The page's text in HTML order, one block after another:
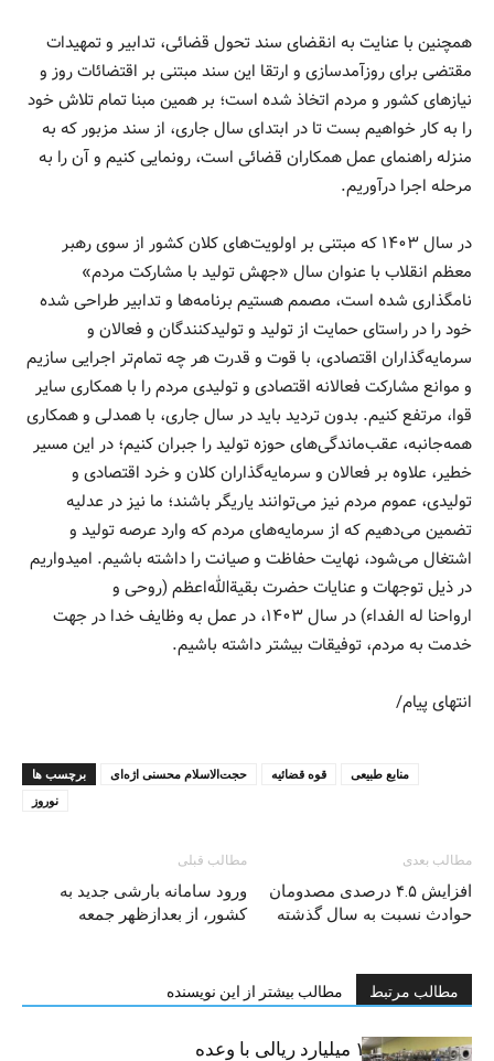
همچنین با عنایت به انقضای سند تحول قضائی، تدابیر و تمهیدات
مقتضی برای روزآمدسازی و ارتقا این سند مبتنی بر اقتضائات روز و
نیازهای کشور و مردم اتخاذ شده است؛ بر همین مبنا تمام تلاش خود
را به کار خواهیم بست تا در ابتدای سال جاری، از سند مزبور که به
منزله راهنمای عمل همکاران قضائی است، رونمایی کنیم و آن را به
مرحله اجرا درآوریم.
در سال ۱۴۰۳ که مبتنی بر اولویت‌های کلان کشور از سوی رهبر
معظم انقلاب با عنوان سال «جهش تولید با مشارکت مردم»
نامگذاری شده است، مصمم هستیم برنامه‌ها و تدابیر طراحی شده
خود را در راستای حمایت از تولید و تولیدکنندگان و فعالان و
سرمایه‌گذاران اقتصادی، با قوت و قدرت هر چه تمام‌تر اجرایی سازیم
و موانع مشارکت فعالانه اقتصادی و تولیدی مردم را با همکاری سایر
قوا، مرتفع کنیم. بدون تردید باید در سال جاری، با همدلی و همکاری
همه‌جانبه، عقب‌ماندگی‌های حوزه تولید را جبران کنیم؛ در این مسیر
خطیر، علاوه بر فعالان و سرمایه‌گذاران کلان و خرد اقتصادی و
تولیدی، عموم مردم نیز می‌توانند یاریگر باشند؛ ما نیز در عدلیه
تضمین می‌دهیم که از سرمایه‌های مردم که وارد عرصه تولید و
اشتغال می‌شود، نهایت حفاظت و صیانت را داشته باشیم. امیدواریم
در ذیل توجهات و عنایات حضرت بقیة‌الله‌اعظم (روحی و
ارواحنا له الفداء) در سال ۱۴۰۳، در عمل به وظایف خدا در جهت
خدمت به مردم، توفیقات بیشتر داشته باشیم.
انتهای پیام/
برچسب ها حجت‌الاسلام محسنی اژه‌ای قوه قضائیه
منابع طبیعی
نوروز
مطالب قبلی
ورود سامانه بارشی جدید به
کشور، از بعدازظهر جمعه
مطالب بعدی
افزایش ۴.۵ درصدی مصدومان
حوادث نسبت به سال گذشته
مطالب مرتبط مطالب بیشتر از این نویسنده
کلاهبرداری ۱۰۰ میلیارد ریالی با وعده